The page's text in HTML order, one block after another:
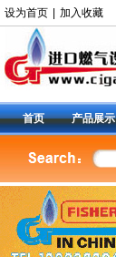
设为首页 加入收藏
首页 产品展示